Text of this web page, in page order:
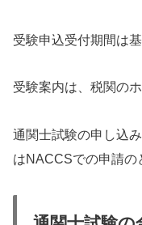
受験申込受付期間は
受験案内は、税関の
通関士試験の申し込
はNACCSでの申請の